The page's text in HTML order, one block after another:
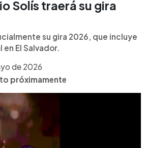
Solís traerá su gira
su gira 2026, que incluye
El Salvador.
de 2026
próximamente